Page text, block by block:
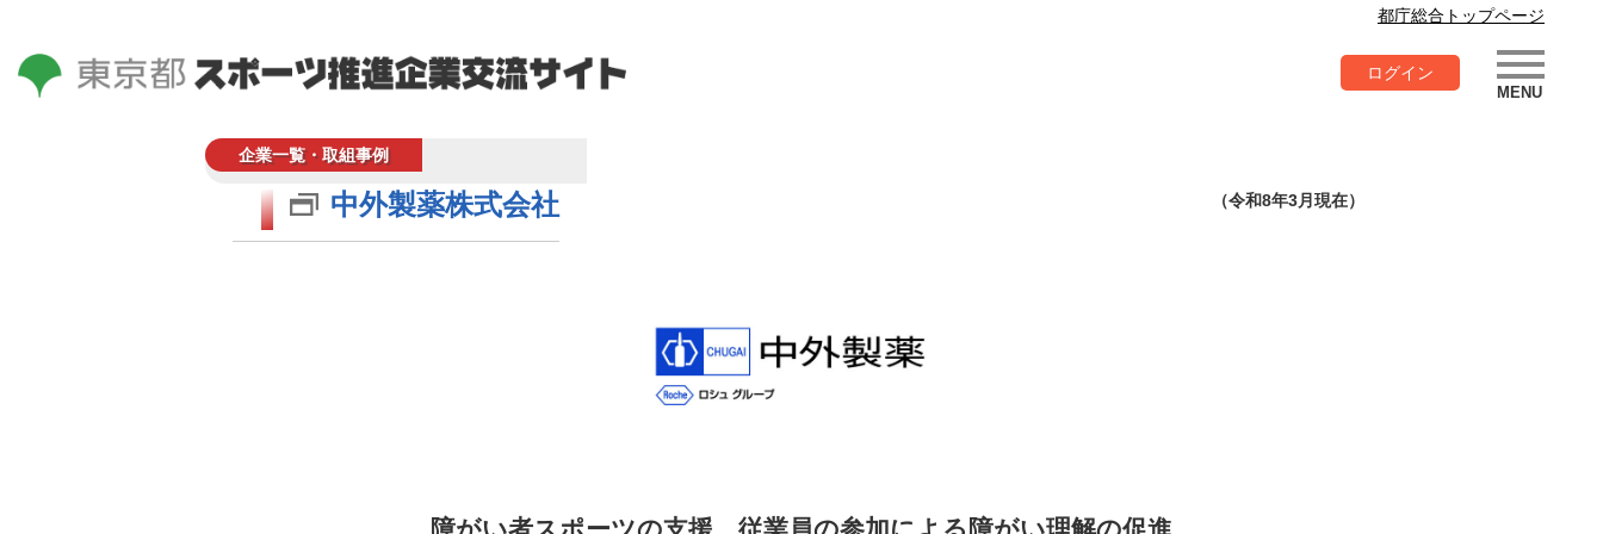
都庁総合トップページ
ログイン
企業一覧・取組事例
中外製薬株式会社 （令和8年3月現在）